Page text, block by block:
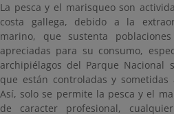
La pesca y el marisqueo son
costa gallega, debido a la
marino, que sustenta
apreciadas para su consumo,
archipiélagos del Parque Nacional
que están controladas y
Así, solo se permite la pesca y el
de caracter profesional,